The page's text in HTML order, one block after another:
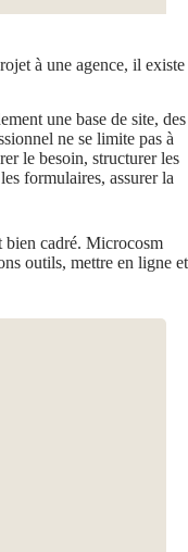
à une agence, il existe
une base de site, des
ne se limite pas à
le besoin, structurer les
formulaires, assurer la
bien cadré. Microcosm
outils, mettre en ligne et